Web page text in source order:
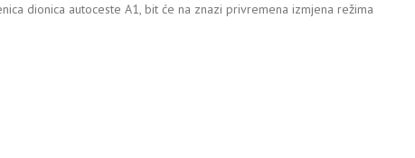
dionica autoceste A1, bit će na znazi privremena izmjena režima